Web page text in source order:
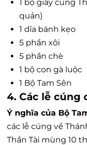
1 bộ giấy cúng
quản)
1 dĩa bánh kẹo
5 phần xôi
5 phần chè
1 bộ con gà luộc
1 Bộ Tam Sên
4. Các lễ cúng
Ý nghĩa của Bộ
các lễ cúng về
Thần Tài mùng 10